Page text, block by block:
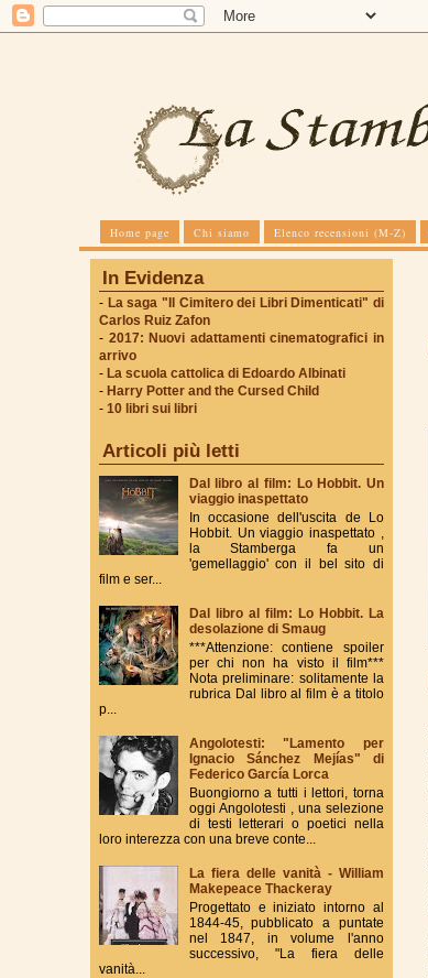
Home page Chi siamo Elenco recensioni (M-Z)
In Evidenza
- La saga "Il Cimitero dei Libri Dimenticati" di
Carlos Ruiz Zafon
- 2017: Nuovi adattamenti cinematografici in
arrivo
- La scuola cattolica di Edoardo Albinati
- Harry Potter and the Cursed Child
- 10 libri sui libri
Articoli più letti
Dal libro al film: Lo Hobbit. Un
viaggio inaspettato
In occasione dell'uscita de Lo
Hobbit. Un viaggio inaspettato ,
la Stamberga fa un
'gemellaggio' con il bel sito di
film e ser...
Dal libro al film: Lo Hobbit. La
desolazione di Smaug
***Attenzione: contiene spoiler
per chi non ha visto il film***
Nota preliminare: solitamente la
rubrica Dal libro al film è a titolo
p...
Angolotesti: "Lamento per
Ignacio Sánchez Mejías" di
Federico García Lorca
Buongiorno a tutti i lettori, torna
oggi Angolotesti , una selezione
di testi letterari o poetici nella
loro interezza con una breve conte...
La fiera delle vanità - William
Makepeace Thackeray
Progettato e iniziato intorno al
1844-45, pubblicato a puntate
nel 1847, in volume l'anno
successivo, "La fiera delle
vanità...